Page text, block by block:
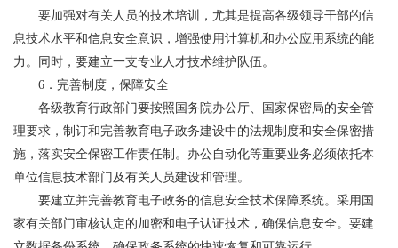
要加强对有关人员的技术培训，尤其是提高各级领导干部的信
息技术水平和信息安全意识，增强使用计算机和办公应用系统的能
力。同时，要建立一支专业人才技术维护队伍。
6．完善制度，保障安全
各级教育行政部门要按照国务院办公厅、国家保密局的安全管
理要求，制订和完善教育电子政务建设中的法规制度和安全保密措
施，落实安全保密工作责任制。办公自动化等重要业务必须依托本
单位信息技术部门及有关人员建设和管理。
要建立并完善教育电子政务的信息安全技术保障系统。采用国
家有关部门审核认定的加密和电子认证技术，确保信息安全。要建